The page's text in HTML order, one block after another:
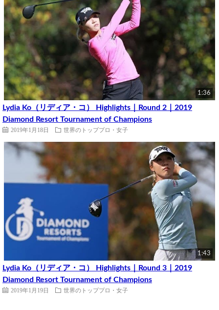
1:36
Lydia Ko（リディア・コ） Highlights｜Round 2｜2019
Diamond Resort Tournament of Champions
2019年1月18日 世界のトッププロ・女子
1:43
Lydia Ko（リディア・コ） Highlights｜Round 3｜2019
Diamond Resort Tournament of Champions
2019年1月19日 世界のトッププロ・女子